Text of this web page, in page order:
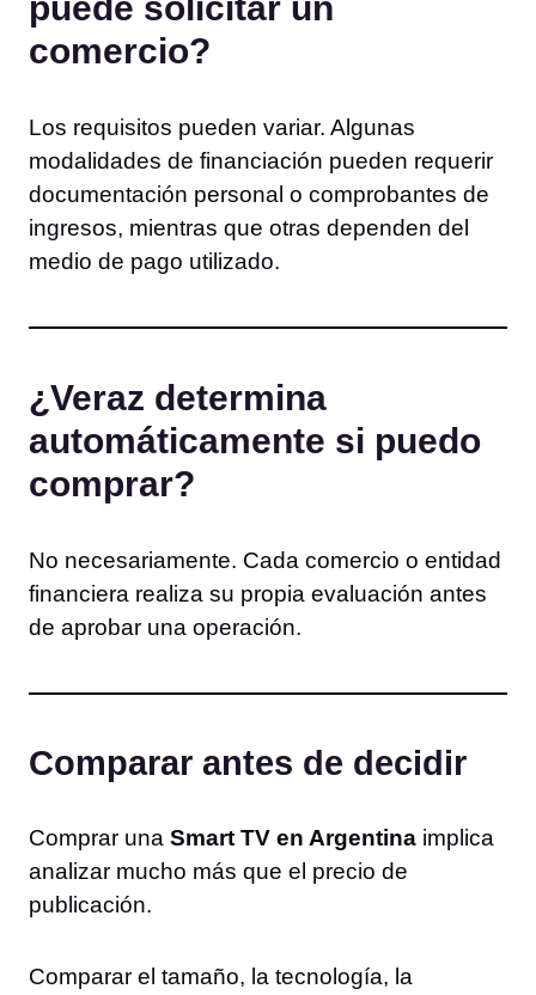
comercio?
Los requisitos pueden variar. Algunas
modalidades de financiación pueden requerir
documentación personal o comprobantes de
ingresos, mientras que otras dependen del
medio de pago utilizado.
¿Veraz determina
automáticamente si puedo
comprar?
No necesariamente. Cada comercio o entidad
financiera realiza su propia evaluación antes
de aprobar una operación.
Comparar antes de decidir
Comprar una Smart TV en Argentina implica
analizar mucho más que el precio de
publicación.
Comparar el tamaño, la tecnología, la